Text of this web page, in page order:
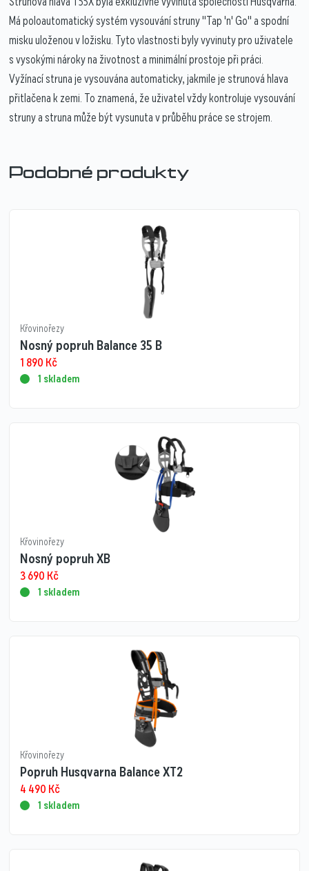
Má poloautomatický systém vysouvání struny "Tap 'n' Go" a spodní
misku uloženou v ložisku. Tyto vlastnosti byly vyvinuty pro uživatele
s vysokými nároky na životnost a minimální prostoje při práci.
Vyžínací struna je vysouvána automaticky, jakmile je strunová hlava
přitlačena k zemi. To znamená, že uživatel vždy kontroluje vysouvání
struny a struna může být vysunuta v průběhu práce se strojem.
Podobné produkty
Křovinořezy
Nosný popruh Balance 35 B
1 890 Kč
1 skladem
Křovinořezy
Nosný popruh XB
3 690 Kč
1 skladem
Křovinořezy
Popruh Husqvarna Balance XT2
4 490 Kč
1 skladem